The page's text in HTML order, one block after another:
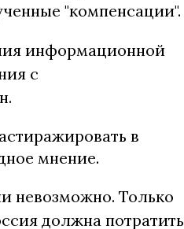
"компенсации".
информационной
с
в
мнение.
невозможно. Только
должна потратить